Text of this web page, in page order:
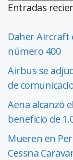
Entradas
Daher Aircraft
número 400
Airbus se
de
Aena alcanzó
beneficio de
Mueren en
Cessna